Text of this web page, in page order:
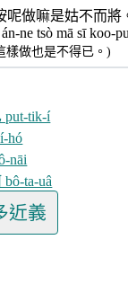
put-
jî-
tsiong
呢做嘛是姑不而將
ne tsò mā sī koo-
樣做也是不得已。)
put-tik-í
hó
nāi
ta-uâ
第
近義